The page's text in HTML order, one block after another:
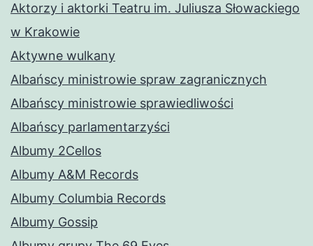
Aktorzy i aktorki Teatru im. Juliusza Słowackiego
w Krakowie
Aktywne wulkany
Albańscy ministrowie spraw zagranicznych
Albańscy ministrowie sprawiedliwości
Albańscy parlamentarzyści
Albumy 2Cellos
Albumy A&M Records
Albumy Columbia Records
Albumy Gossip